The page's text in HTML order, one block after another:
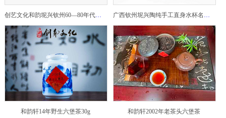
创艺文化和韵坭兴钦州60—80年代坭兴陶老壶——玉奎壶 广西钦州坭兴陶纯手工直身水杯名家陶瓷大师紫砂建水紫陶
和韵轩14年野生六堡茶30g 和韵轩2002年老茶头六堡茶